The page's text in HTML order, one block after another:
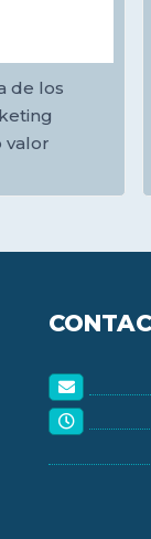
de los
valor